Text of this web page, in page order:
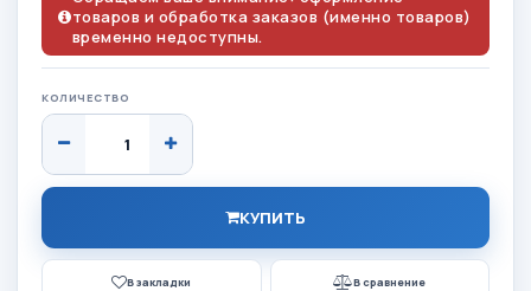
товаров и обработка заказов (именно товаров)
временно недоступны.
КОЛИЧЕСТВО
КУПИТЬ
В закладки В сравнение